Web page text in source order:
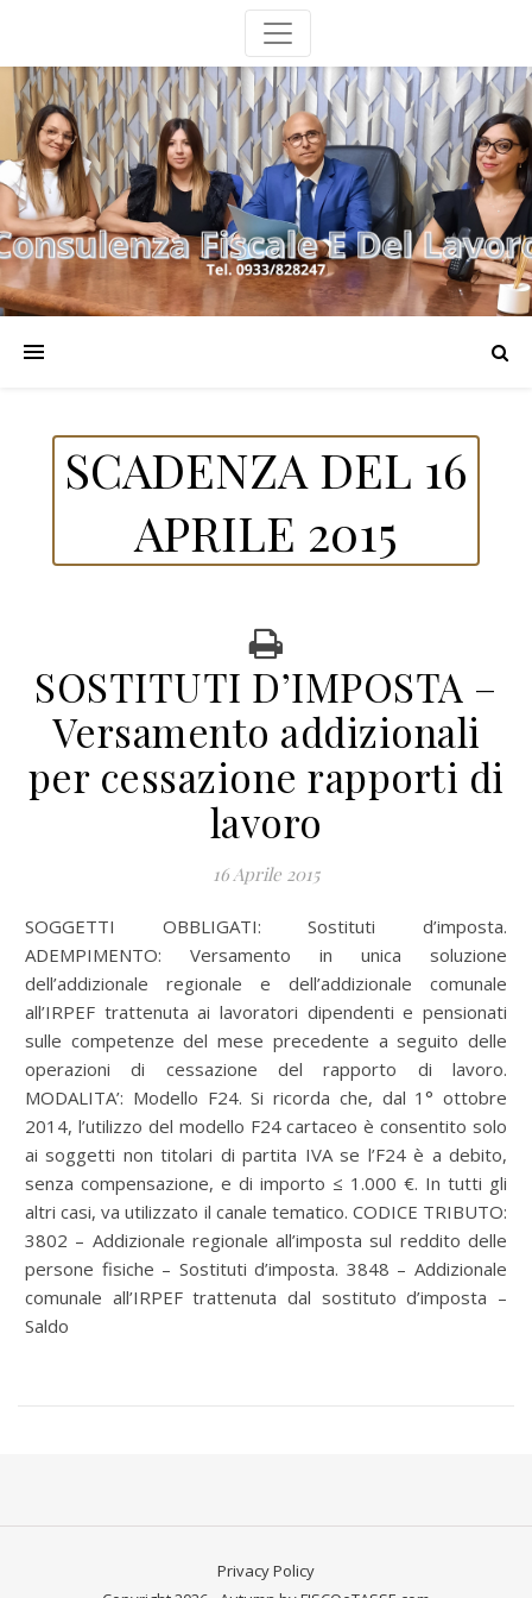
SCADENZA DEL 16
APRILE 2015
SOSTITUTI D’IMPOSTA –
Versamento addizionali
per cessazione rapporti di
lavoro
16 Aprile 2015
SOGGETTI OBBLIGATI: Sostituti d’imposta.
ADEMPIMENTO: Versamento in unica soluzione
dell’addizionale regionale e dell’addizionale comunale
all’IRPEF trattenuta ai lavoratori dipendenti e pensionati
sulle competenze del mese precedente a seguito delle
operazioni di cessazione del rapporto di lavoro.
MODALITA’: Modello F24. Si ricorda che, dal 1° ottobre
2014, l’utilizzo del modello F24 cartaceo è consentito solo
ai soggetti non titolari di partita IVA se l’F24 è a debito,
senza compensazione, e di importo ≤ 1.000 €. In tutti gli
altri casi, va utilizzato il canale tematico. CODICE TRIBUTO:
3802 – Addizionale regionale all’imposta sul reddito delle
persone fisiche – Sostituti d’imposta. 3848 – Addizionale
comunale all’IRPEF trattenuta dal sostituto d’imposta –
Saldo
Privacy Policy